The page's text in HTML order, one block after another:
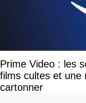
Prime Video : les
films cultes et une
cartonner